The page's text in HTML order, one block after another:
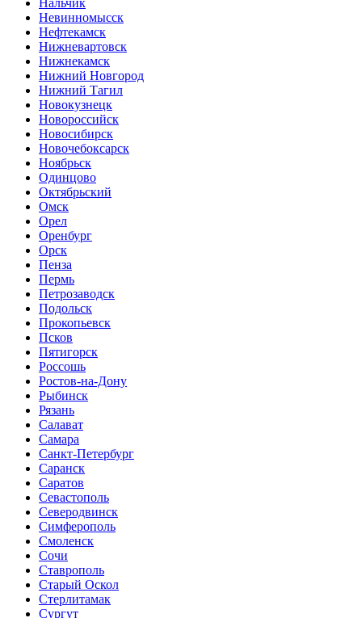
Нальчик
Невинномысск
Нефтекамск
Нижневартовск
Нижнекамск
Нижний Новгород
Нижний Тагил
Новокузнецк
Новороссийск
Новосибирск
Новочебоксарск
Ноябрьск
Одинцово
Октябрьский
Омск
Орел
Оренбург
Орск
Пенза
Пермь
Петрозаводск
Подольск
Прокопьевск
Псков
Пятигорск
Россошь
Ростов-на-Дону
Рыбинск
Рязань
Салават
Самара
Санкт-Петербург
Саранск
Саратов
Севастополь
Северодвинск
Симферополь
Смоленск
Сочи
Ставрополь
Старый Оскол
Стерлитамак
Сургут